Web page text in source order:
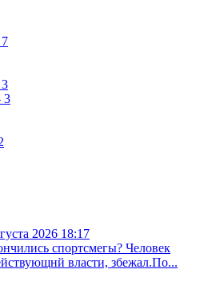
3
2026 18:17
спортсмегы? Человек
власти, збежал.По...